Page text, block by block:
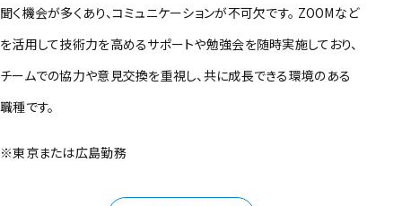
聞く機会が多くあり、コミュニケーションが不可欠です。 ZOOMなど
を活用して技術力を高めるサポートや勉強会を随時実施しており、
チームでの協力や意見交換を重視し、共に成長できる環境のある
職種です。
※東京または広島勤務